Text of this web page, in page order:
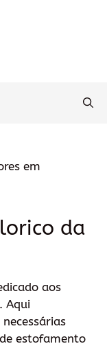
em
da
aos
Aqui
estofamento